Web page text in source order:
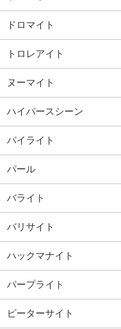
ドロマイト
トロレアイト
ヌーマイト
ハイパースシーン
パイライト
パール
バライト
バリサイト
ハックマナイト
パープライト
ピーターサイト